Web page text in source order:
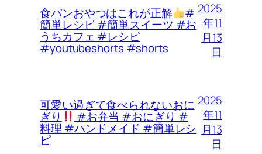
食パンおやつはこれが正解 #
簡単レシピ #簡単スイーツ #お
うちカフェ #レシピ
#youtubeshorts #shorts
2025
年11
月13
日
可愛い過ぎて食べられないおに
ぎり #お弁当 #おにぎり #
料理 #ハンドメイド #簡単レシ
ピ
2025
年11
月13
日